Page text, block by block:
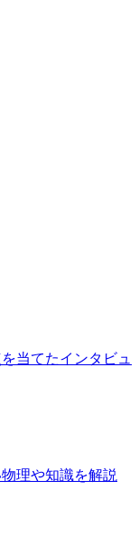
当てたインタビュ
理や知識を解説